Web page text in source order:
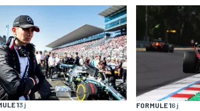
13 j FORMULE 16 j